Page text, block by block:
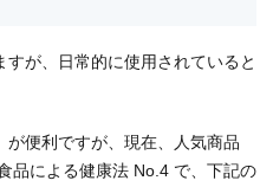
が、日常的に使用されていると
が便利ですが、現在、人気商品
品による健康法 No.4 で、下記の